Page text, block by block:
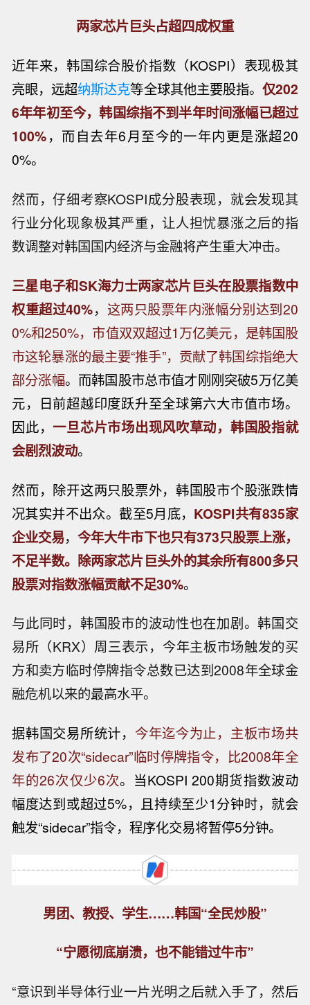
两家芯片巨头占超四成权重
近年来，韩国综合股价指数（KOSPI）表现极其
亮眼，远超纳斯达克等全球其他主要股指。 仅202
6年年初至今，韩国综指不到半年时间涨幅已超过
100%，而自去年6月至今的一年内更是涨超20
0%。
然而，仔细考察KOSPI成分股表现，就会发现其
行业分化现象极其严重，让人担忧暴涨之后的指
数调整对韩国国内经济与金融将产生重大冲击。
三星电子和SK海力士两家芯片巨头在股票指数中
权重超过40%， 这两只股票年内涨幅分别达到20
0%和250%，市值双双超过1万亿美元，是韩国股
市这轮暴涨的最主要“推手”，贡献了韩国综指绝大
部分涨幅。 而韩国股市总市值才刚刚突破5万亿美
元， 日前超越印度跃升至全球第六大市值市场。
因此，一旦芯片市场出现风吹草动，韩国股指就
会剧烈波动。
然而，除开这两只股票外，韩国股市个股涨跌情
况其实并不出众。截至5月底， KOSPI共有835家
企业交易，今年大牛市下也只有373只股票上涨，
不足半数。 除两家芯片巨头外的其余所有800多只
股票对指数涨幅贡献不足30%。
与此同时，韩国股市的波动性也在加剧。韩国交
易所（KRX）周三表示，今年主板市场触发的买
方和卖方临时停牌指令总数已达到2008年全球金
融危机以来的最高水平。
据韩国交易所统计， 今年迄今为止，主板市场共
发布了20次“sidecar”临时停牌指令，比2008年全
年的26次仅少6次。当KOSPI 200期货指数波动
幅度达到或超过5%，且持续至少1分钟时，就会
触发“sidecar”指令，程序化交易将暂停5分钟。
男团、教授、学生……韩国“全民炒股”
“宁愿彻底崩溃，也不能错过牛市”
“意识到半导体行业一片光明之后就入手了，然后